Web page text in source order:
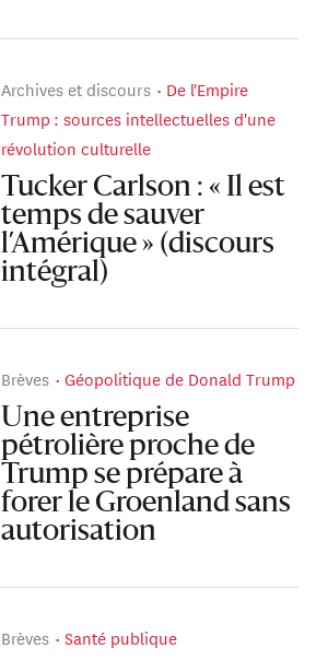
Archives et discours
De l'Empire
Trump : sources intellectuelles d'une
révolution culturelle
Tucker Carlson : « Il est
temps de sauver
l’Amérique » (discours
intégral)
Brèves Géopolitique de Donald Trump
Une entreprise
pétrolière proche de
Trump se prépare à
forer le Groenland sans
autorisation
Brèves Santé publique